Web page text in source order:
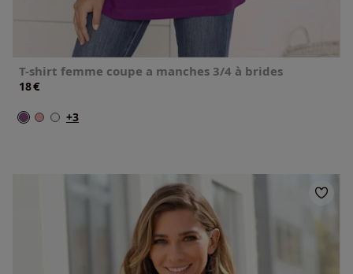
T-shirt femme coupe a manches 3/4 à brides
18€
+3